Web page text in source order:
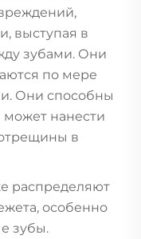
выступая в
зубами. Они
по мере
Они способны
может нанести
в
распределяют
особенно
зубы.